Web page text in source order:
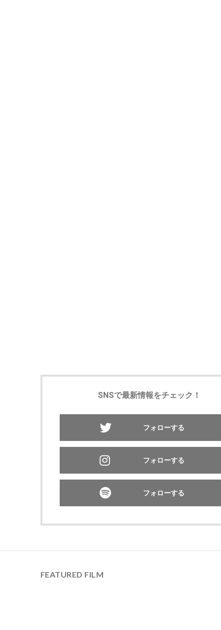
SNSで最新情報をチェック！
フォローする
フォローする
フォローする
FEATURED FILM